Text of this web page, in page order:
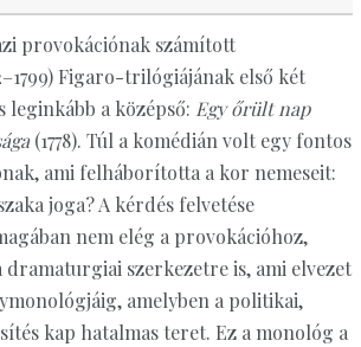
provokációnak számított
Figaro-trilógiájának első két
leginkább a középső: Egy őrült nap
(1778). Túl a komédián volt egy fontos
ami felháborította a kor nemeseit:
joga? A kérdés felvetése
nem elég a provokációhoz,
dramaturgiai szerkezetre is, ami elvezet
amelyben a politikai,
kap hatalmas teret. Ez a monológ a